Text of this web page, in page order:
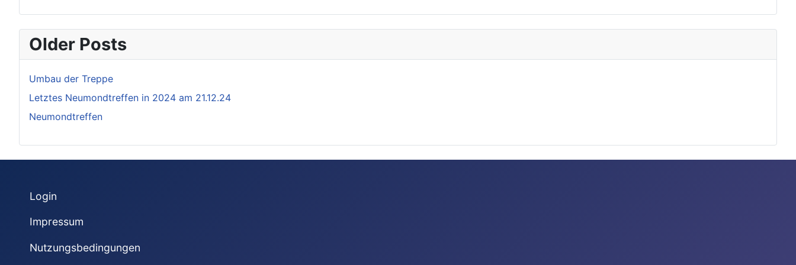
Older Posts
Umbau der Treppe
Letztes Neumondtreffen in 2024 am 21.12.24
Neumondtreffen
Login
Impressum
Nutzungsbedingungen